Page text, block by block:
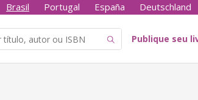
Brasil Portugal España Deutschland
Publique seu